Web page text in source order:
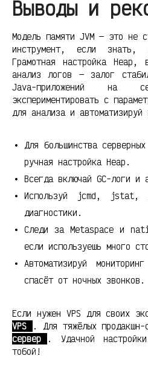
Выводы и
Модель памяти JVM — это не
инструмент, если знать,
Грамотная настройка Heap,
анализ логов — залог
Java-приложений на
экспериментировать с
для анализа и
Для большинства
ручная настройка Heap.
Всегда включай GC-логи и
Используй jcmd, jstat,
диагностики.
Следи за Metaspace и
если используешь много
Автоматизируй
спасёт от ночных звонков.
Если нужен VPS для своих
VPS
. Для тяжёлых продакшн-
сервер
. Удачной
тобой!